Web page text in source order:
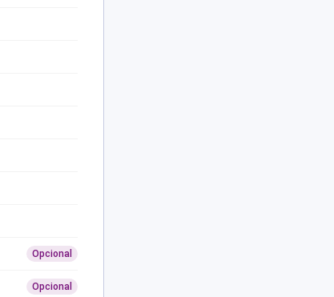
Opcional
Opcional